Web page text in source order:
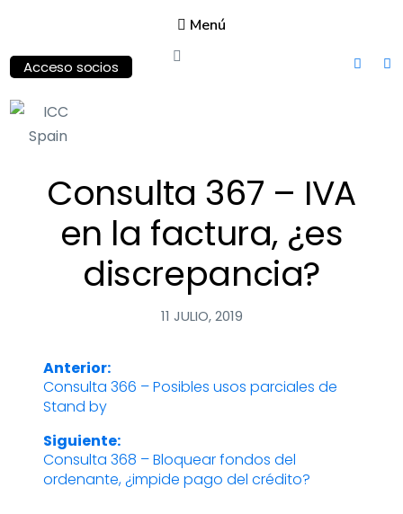
Menú
Spain
International
Chamber of
Commerce
Acceso socios
Consulta 367 – IVA
en la factura, ¿es
discrepancia?
11 JULIO, 2019
Navegación
de
entradas
Anterior:
Entrada
anterior:
Consulta 366 – Posibles usos parciales de
Stand by
Siguiente:
Entrada
siguiente:
Consulta 368 – Bloquear fondos del
ordenante, ¿impide pago del crédito?